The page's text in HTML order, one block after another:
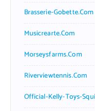
Brasserie-Gobette.com
Musicrearte.com
Morseysfarms.com
Riverviewtennis.com
Official-Kelly-Toys-